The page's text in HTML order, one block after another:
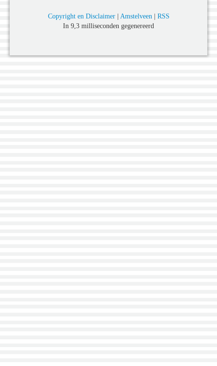
Copyright en Disclaimer| Amstelveen| RSS
In 9,3 milliseconden gegenereerd